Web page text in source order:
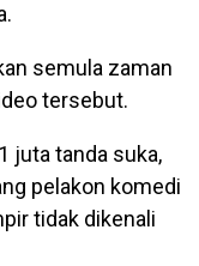
semula zaman
tersebut.
juta tanda suka,
pelakon komedi
tidak dikenali